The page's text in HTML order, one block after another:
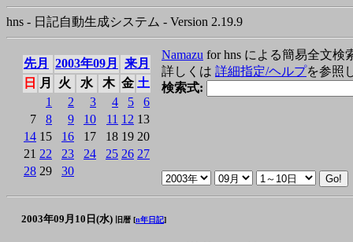
hns - 日記自動生成システム - Version 2.19.9
先月 2003年09月
来月
日
月 火 水 木 金 土
1
2 3 4 5
6
7
8 9 10 11 12 13
14 15 16 17 18 19 20
21 22 23 24 25 26 27
28 29 30
Namazu for hns による簡易全文検
詳しくは 詳細指定/ヘルプを参照
検索式:
2003年09月10日(水) 旧暦 [n年日記]